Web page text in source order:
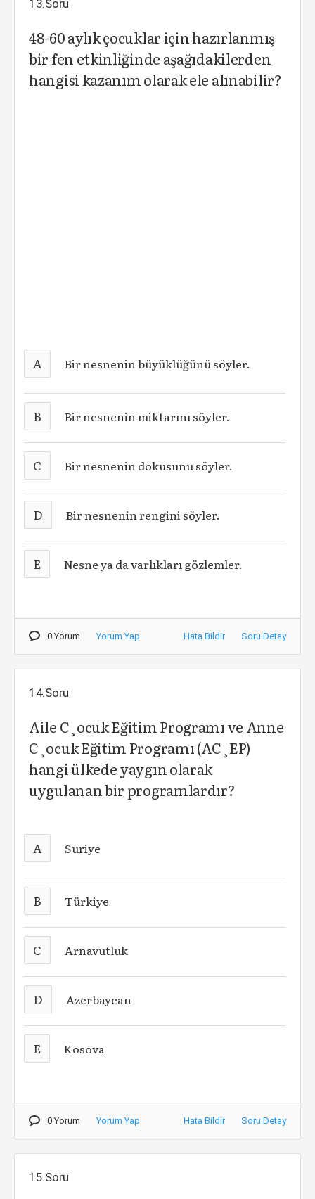
13.Soru
48-60 aylık çocuklar için hazırlanmış
bir fen etkinliğinde aşağıdakilerden
hangisi kazanım olarak ele alınabilir?
A Bir nesnenin büyüklüğünü söyler.
B Bir nesnenin miktarını söyler.
C Bir nesnenin dokusunu söyler.
D Bir nesnenin rengini söyler.
E Nesne ya da varlıkları gözlemler.
0 Yorum Yorum Yap Hata Bildir Soru Detay
14.Soru
Aile C¸ocuk Eğitim Programı ve Anne
C¸ocuk Eğitim Programı (AC¸EP)
hangi ülkede yaygın olarak
uygulanan bir programlardır?
A Suriye
B Türkiye
C Arnavutluk
D Azerbaycan
E Kosova
0 Yorum Yorum Yap Hata Bildir Soru Detay
15.Soru